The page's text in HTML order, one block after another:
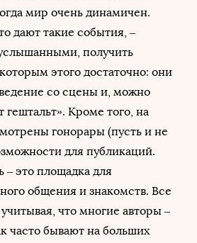
мир очень динамичен.
дают такие события, –
получить
этого достаточно: они
со сцены и, можно
гештальт». Кроме того, на
гонорары (пусть и не
для публикаций.
– это площадка для
общения и знакомств. Все
что многие авторы –
часто бывают на больших